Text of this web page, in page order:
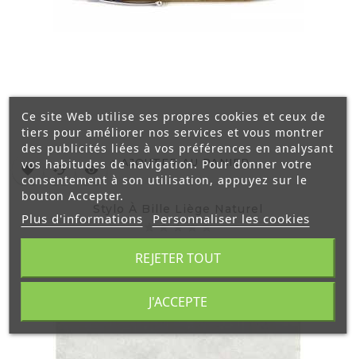
Ce site Web utilise ses propres cookies et ceux de
tiers pour améliorer nos services et vous montrer
des publicités liées à vos préférences en analysant
vos habitudes de navigation. Pour donner votre
consentement à son utilisation, appuyez sur le
bouton Accepter.
Plus d'informations Personnaliser les cookies
REJETER TOUT
J'ACCEPTE
AJOUTER AU PANIER
favorite cached visibility